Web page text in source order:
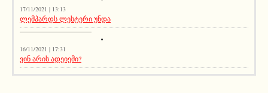
17/11/2021 | 13:13
ლემპარდს ლესტერი უნდა
აქეთურ-იქითური
16/11/2021 | 17:31
ვინ არის ადეიემი?